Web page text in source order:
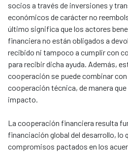
socios a través de inversiones y
económicos de carácter no
último significa que los actores
financiera no están obligados a
recibido ni tampoco a cumplir con
para recibir dicha ayuda. Además,
cooperación se puede combinar
cooperación técnica, de manera
impacto.
La cooperación financiera resulta
financiación global del desarrollo, lo
compromisos pactados en los